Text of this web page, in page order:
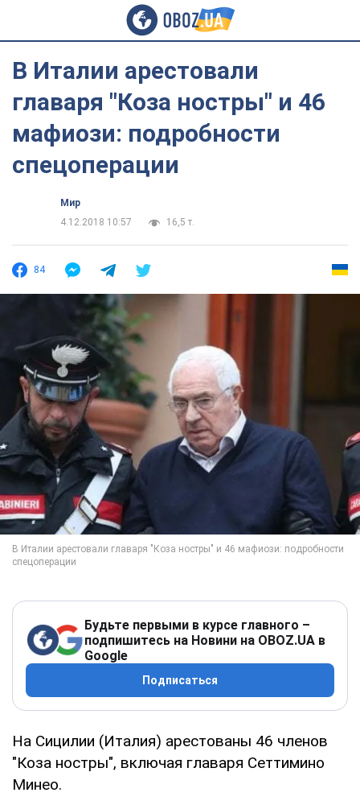
В Италии арестовали
главаря "Коза ностры" и 46
мафиози: подробности
спецоперации
Мир
4.12.2018 10:57
16,5 т.
84
Будьте первыми в курсе главного –
подпишитесь на Новини на OBOZ.UA в
Google
Подписаться
На Сицилии (Италия) арестованы 46 членов
"Коза ностры", включая главаря Сеттимино
Минео.